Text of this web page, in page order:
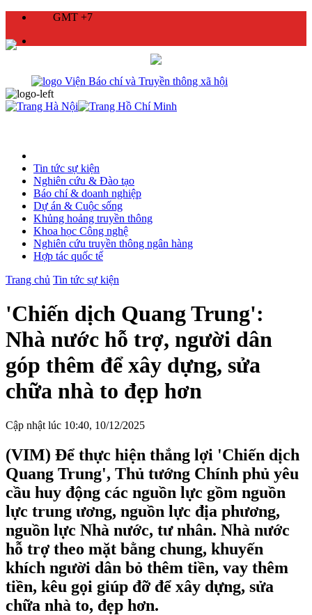
GMT +7
Tin tức sự kiện
Nghiên cứu & Đào tạo
Báo chí & doanh nghiệp
Dự án & Cuộc sống
Khủng hoảng truyền thông
Khoa học Công nghệ
Nghiên cứu truyền thông ngân hàng
Hợp tác quốc tế
Trang chủ Tin tức sự kiện
'Chiến dịch Quang Trung':
Nhà nước hỗ trợ, người dân
góp thêm để xây dựng, sửa
chữa nhà to đẹp hơn
Cập nhật lúc 10:40, 10/12/2025
(VIM) Để thực hiện thắng lợi 'Chiến dịch
Quang Trung', Thủ tướng Chính phủ yêu
cầu huy động các nguồn lực gồm nguồn
lực trung ương, nguồn lực địa phương,
nguồn lực Nhà nước, tư nhân. Nhà nước
hỗ trợ theo mặt bằng chung, khuyến
khích người dân bỏ thêm tiền, vay thêm
tiền, kêu gọi giúp đỡ để xây dựng, sửa
chữa nhà to, đẹp hơn.